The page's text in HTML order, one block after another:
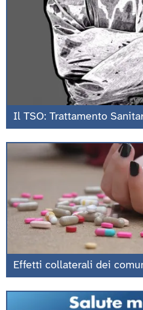
Il TSO: Trattamento
Effetti collaterali dei